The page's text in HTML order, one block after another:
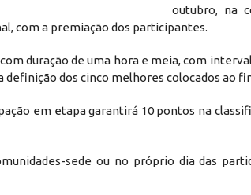
outubro, na
com a premiação dos participantes.
duração de uma hora e meia, com
dos cinco melhores colocados ao
em etapa garantirá 10 pontos na
sede ou no próprio dia das